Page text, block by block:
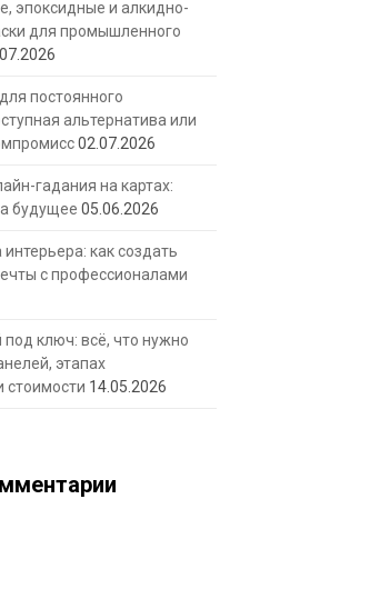
эпоксидные и алкидно-
для промышленного
постоянного
альтернатива или
02.07.2026
гадания на картах:
будущее 05.06.2026
как создать
с профессионалами
ключ: всё, что нужно
этапах
стоимости 14.05.2026